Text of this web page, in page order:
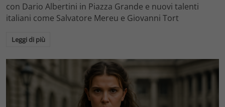
con Dario Albertini in Piazza Grande e nuovi talenti
italiani come Salvatore Mereu e Giovanni Tort
Leggi di più